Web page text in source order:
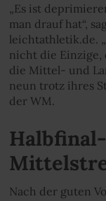
„Es ist
man drauf hat“,
leichtathletik.de.
nicht die Einzige,
die Mittel- und
neun trotz ihres
der WM.
Nach der guten